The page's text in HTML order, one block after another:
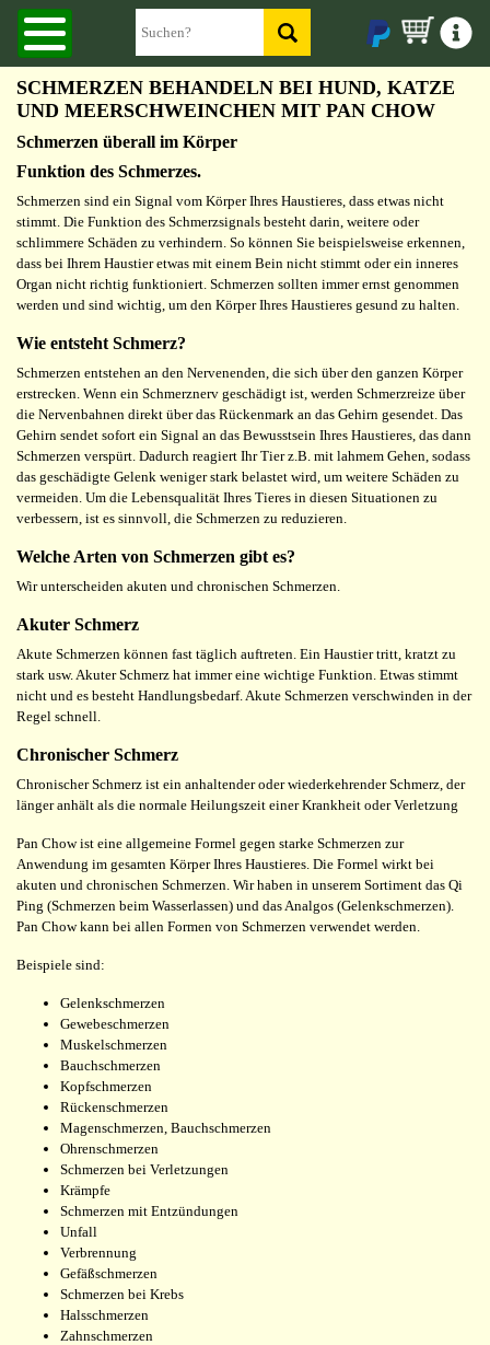
SCHMERZEN BEHANDELN BEI HUND, KATZE
UND MEERSCHWEINCHEN MIT PAN CHOW
Schmerzen überall im Körper
Funktion des Schmerzes.
Schmerzen sind ein Signal vom Körper Ihres Haustieres, dass etwas nicht
stimmt. Die Funktion des Schmerzsignals besteht darin, weitere oder
schlimmere Schäden zu verhindern. So können Sie beispielsweise erkennen,
dass bei Ihrem Haustier etwas mit einem Bein nicht stimmt oder ein inneres
Organ nicht richtig funktioniert. Schmerzen sollten immer ernst genommen
werden und sind wichtig, um den Körper Ihres Haustieres gesund zu halten.
Wie entsteht Schmerz?
Schmerzen entstehen an den Nervenenden, die sich über den ganzen Körper
erstrecken. Wenn ein Schmerznerv geschädigt ist, werden Schmerzreize über
die Nervenbahnen direkt über das Rückenmark an das Gehirn gesendet. Das
Gehirn sendet sofort ein Signal an das Bewusstsein Ihres Haustieres, das dann
Schmerzen verspürt. Dadurch reagiert Ihr Tier z.B. mit lahmem Gehen, sodass
das geschädigte Gelenk weniger stark belastet wird, um weitere Schäden zu
vermeiden. Um die Lebensqualität Ihres Tieres in diesen Situationen zu
verbessern, ist es sinnvoll, die Schmerzen zu reduzieren.
Welche Arten von Schmerzen gibt es?
Wir unterscheiden akuten und chronischen Schmerzen.
Akuter Schmerz
Akute Schmerzen können fast täglich auftreten. Ein Haustier tritt, kratzt zu
stark usw. Akuter Schmerz hat immer eine wichtige Funktion. Etwas stimmt
nicht und es besteht Handlungsbedarf. Akute Schmerzen verschwinden in der
Regel schnell.
Chronischer Schmerz
Chronischer Schmerz ist ein anhaltender oder wiederkehrender Schmerz, der
länger anhält als die normale Heilungszeit einer Krankheit oder Verletzung
Pan Chow ist eine allgemeine Formel gegen starke Schmerzen zur
Anwendung im gesamten Körper Ihres Haustieres. Die Formel wirkt bei
akuten und chronischen Schmerzen. Wir haben in unserem Sortiment das Qi
Ping (Schmerzen beim Wasserlassen) und das Analgos (Gelenkschmerzen).
Pan Chow kann bei allen Formen von Schmerzen verwendet werden.
Beispiele sind:
Gelenkschmerzen
Gewebeschmerzen
Muskelschmerzen
Bauchschmerzen
Kopfschmerzen
Rückenschmerzen
Magenschmerzen, Bauchschmerzen
Ohrenschmerzen
Schmerzen bei Verletzungen
Krämpfe
Schmerzen mit Entzündungen
Unfall
Verbrennung
Gefäßschmerzen
Schmerzen bei Krebs
Halsschmerzen
Zahnschmerzen